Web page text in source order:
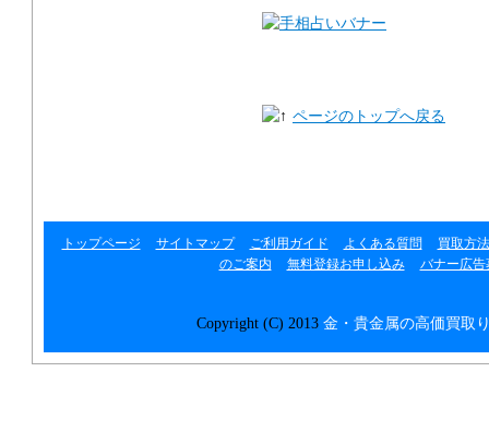
ページのトップへ戻る
トップページ サイトマップ ご利用ガイド よくある質問
買取方法
のご案内
無料登録お申し込み バナー広告
Copyright (C) 2013 金・貴金属の高価買取